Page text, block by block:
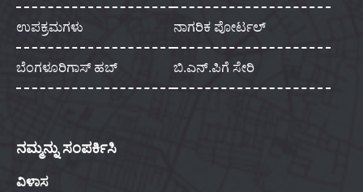
ಉಪಕ್ರಮಗಳು ನಾಗರಿಕ ಪೋರ್ಟಲ್
ಬೆಂಗಳೂರಿಗಾಸ್ ಹಬ್ ಬಿ.ಎನ್.ಪಿಗೆ ಸೇರಿ
ನಮ್ಮನ್ನು ಸಂಪರ್ಕಿಸಿ
ವಿಳಾಸ